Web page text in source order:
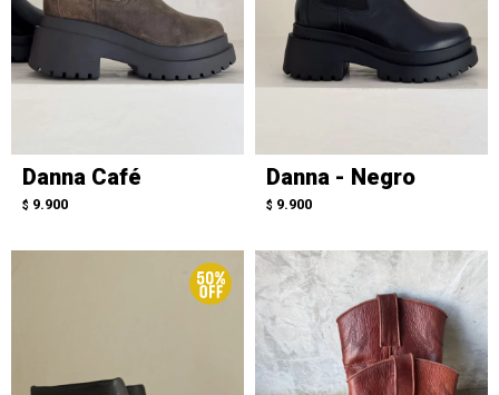
Danna Café
$ 9.900
Danna - Negro
$ 9.900